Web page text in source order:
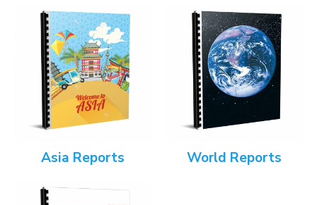
Asia Reports World Reports